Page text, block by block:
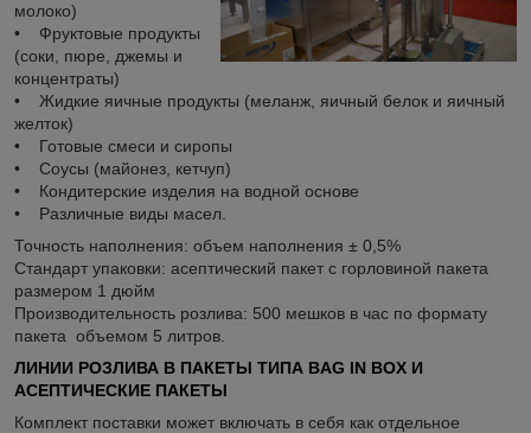
молоко)
• Фруктовые продукты
(соки, пюре, джемы и
концентраты)
• Жидкие яичные продукты (меланж, яичный белок и яичный
желток)
• Готовые смеси и сиропы
• Соусы (майонез, кетчуп)
• Кондитерские изделия на водной основе
• Различные виды масел.
Точность наполнения: объем наполнения ± 0,5%
Стандарт упаковки: асептический пакет с горловиной пакета
размером 1 дюйм
Производительность розлива: 500 мешков в час по формату
пакета объемом 5 литров.
ЛИНИИ РОЗЛИВА В ПАКЕТЫ ТИПА BAG IN BOX И
АСЕПТИЧЕСКИЕ ПАКЕТЫ
Комплект поставки может включать в себя как отдельное